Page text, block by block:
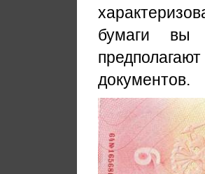
бумаги вы
документов.